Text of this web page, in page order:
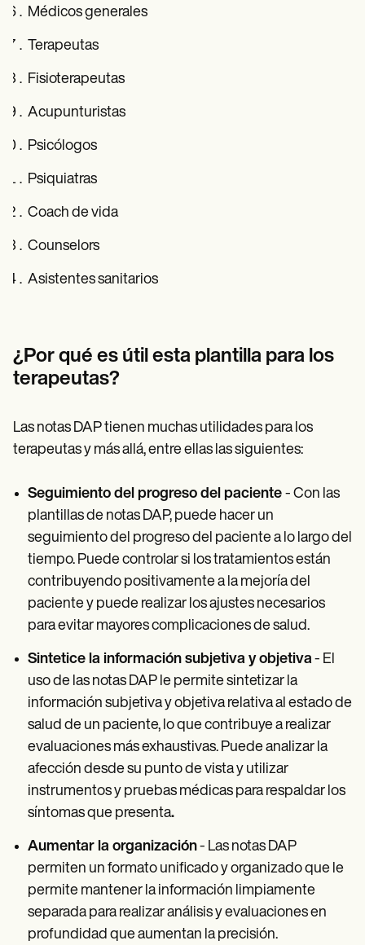
Médicos generales
Terapeutas
Fisioterapeutas
Acupunturistas
Psicólogos
Psiquiatras
Coach de vida
Counselors
Asistentes sanitarios
¿Por qué es útil esta plantilla para los
terapeutas?
Las notas DAP tienen muchas utilidades para los
terapeutas y más allá, entre ellas las siguientes:
Seguimiento del progreso del paciente - Con las
plantillas de notas DAP, puede hacer un
seguimiento del progreso del paciente a lo largo del
tiempo. Puede controlar si los tratamientos están
contribuyendo positivamente a la mejoría del
paciente y puede realizar los ajustes necesarios
para evitar mayores complicaciones de salud.
Sintetice la información subjetiva y objetiva- El
uso de las notas DAP le permite sintetizar la
información subjetiva y objetiva relativa al estado de
salud de un paciente, lo que contribuye a realizar
evaluaciones más exhaustivas. Puede analizar la
afección desde su punto de vista y utilizar
instrumentos y pruebas médicas para respaldar los
síntomas que presenta.‍
Aumentar la organización- Las notas DAP
permiten un formato unificado y organizado que le
permite mantener la información limpiamente
separada para realizar análisis y evaluaciones en
profundidad que aumentan la precisión.